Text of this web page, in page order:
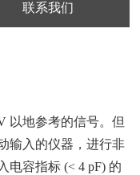
联系我们
以地参考的信号。但
输入的仪器，进行非
电容指标 (< 4 pF) 的